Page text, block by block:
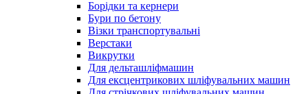
Борідки та кернери
Бури по бетону
Візки транспортувальні
Верстаки
Викрутки
Для дельташліфмашин
Для ексцентрикових шліфувальних машин